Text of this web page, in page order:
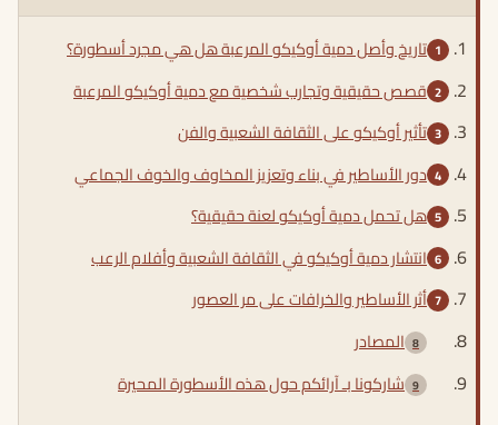
تاريخ وأصل دمية أوكيكو المرعبة هل هي مجرد أسطورة؟
قصص حقيقية وتجارب شخصية مع دمية أوكيكو المرعبة
تأثير أوكيكو على الثقافة الشعبية والفن
دور الأساطير في بناء وتعزيز المخاوف والخوف الجماعي
هل تحمل دمية أوكيكو لعنة حقيقية؟
انتشار دمية أوكيكو في الثقافة الشعبية وأفلام الرعب
أثر الأساطير والخرافات على مر العصور
المصادر
شاركونا بـ آرائكم حول هذه الأسطورة المحيرة